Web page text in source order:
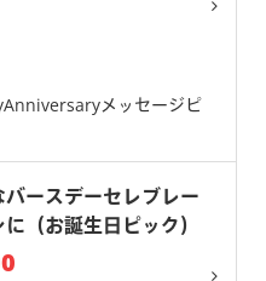
メッセージピ
バースデーセレブレー
（お誕生日ピック）